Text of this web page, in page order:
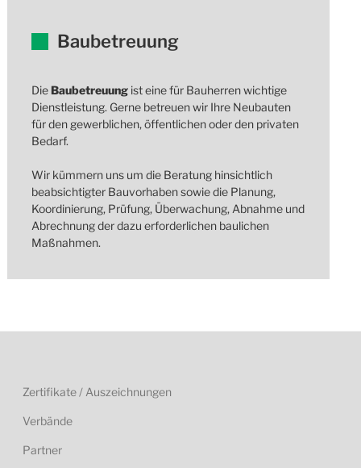
Baubetreuung
DieBaubetreuung ist eine für Bauherren wichtige
Dienstleistung. Gerne betreuen wir Ihre Neubauten
für den gewerblichen, öffentlichen oder den privaten
Bedarf.
Wir kümmern uns um die Beratung hinsichtlich
beabsichtigter Bauvorhaben sowie die Planung,
Koordinierung, Prüfung, Überwachung, Abnahme und
Abrechnung der dazu erforderlichen baulichen
Maßnahmen.
Zertifikate / Auszeichnungen
Verbände
Partner